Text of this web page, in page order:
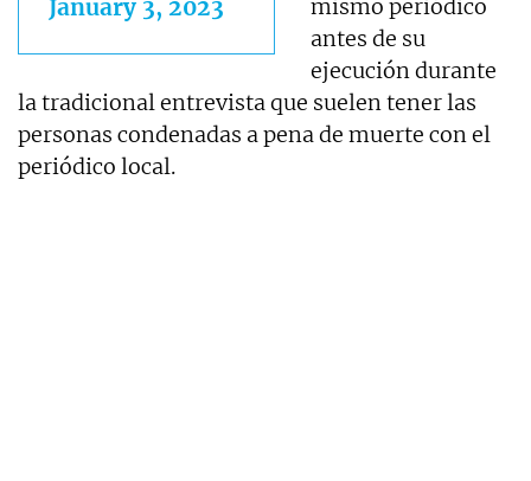
January 3, 2023
mismo periódico
antes de su
ejecución durante
la tradicional entrevista que suelen tener las
personas condenadas a pena de muerte con el
periódico local.